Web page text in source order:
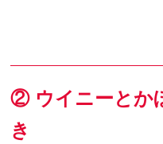
② ウイニーとか
き